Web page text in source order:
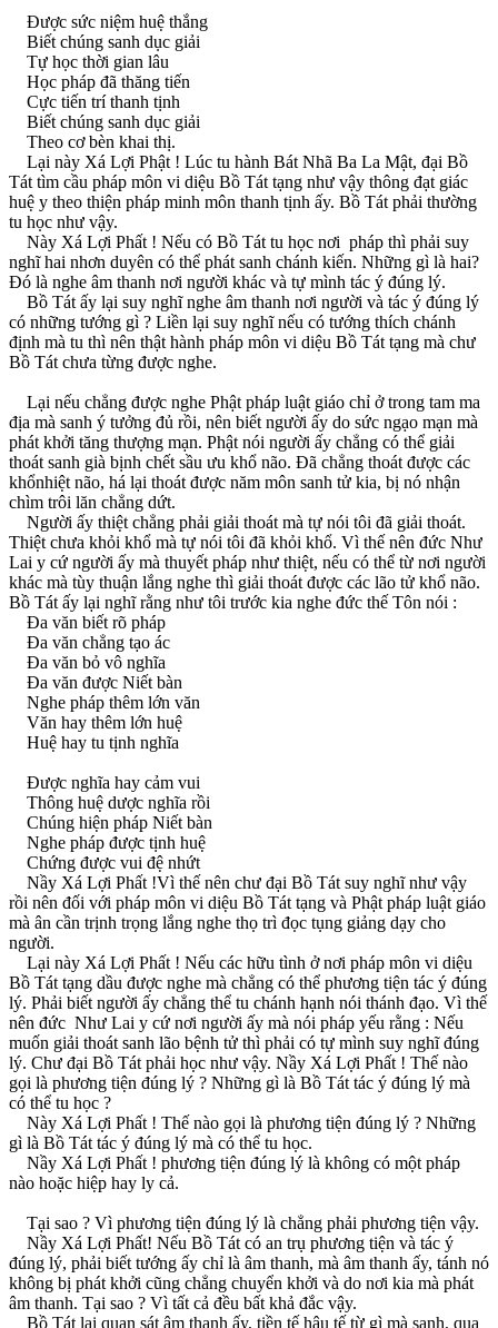
Ðược sức niệm huệ thắng
Biết chúng sanh dục giải
Tự học thời gian lâu
Học pháp đã thăng tiến
Cực tiến trí thanh tịnh
Biết chúng sanh dục giải
Theo cơ bèn khai thị.
Lại này Xá Lợi Phật ! Lúc tu hành Bát Nhã Ba La Mật, đại Bồ
Tát tìm cầu pháp môn vi diệu Bồ Tát tạng như vậy thông đạt giác
huệ y theo thiện pháp minh môn thanh tịnh ấy. Bồ Tát phải thường
tu học như vậy.
Này Xá Lợi Phất ! Nếu có Bồ Tát tu học nơi pháp thì phải suy
nghĩ hai nhơn duyên có thể phát sanh chánh kiến. Những gì là hai?
Ðó là nghe âm thanh nơi người khác và tự mình tác ý đúng lý.
Bồ Tát ấy lại suy nghĩ nghe âm thanh nơi người và tác ý đúng lý
có những tướng gì ? Liền lại suy nghĩ nếu có tướng thích chánh
định mà tu thì nên thật hành pháp môn vi diệu Bồ Tát tạng mà chư
Bồ Tát chưa từng được nghe.
Lại nếu chẳng được nghe Phật pháp luật giáo chỉ ở trong tam ma
địa mà sanh ý tưởng đủ rồi, nên biết người ấy do sức ngạo mạn mà
phát khởi tăng thượng mạn. Phật nói người ấy chẳng có thể giải
thoát sanh già bịnh chết sầu ưu khổ não. Ðã chẳng thoát được các
khổnhiệt não, há lại thoát được năm môn sanh tử kia, bị nó nhận
chìm trôi lăn chẳng dứt.
Người ấy thiệt chẳng phải giải thoát mà tự nói tôi đã giải thoát.
Thiệt chưa khỏi khổ mà tự nói tôi đã khỏi khổ. Vì thế nên đức Như
Lai y cứ người ấy mà thuyết pháp như thiệt, nếu có thể từ nơi người
khác mà tùy thuận lắng nghe thì giải thoát được các lão tử khổ não.
Bồ Tát ấy lại nghĩ rằng như tôi trước kia nghe đức thế Tôn nói :
Ða văn biết rõ pháp
Ða văn chẳng tạo ác
Ða văn bỏ vô nghĩa
Ða văn được Niết bàn
Nghe pháp thêm lớn văn
Văn hay thêm lớn huệ
Huệ hay tu tịnh nghĩa
Ðược nghĩa hay cảm vui
Thông huệ dược nghĩa rồi
Chúng hiện pháp Niết bàn
Nghe pháp được tịnh huệ
Chứng được vui đệ nhứt
Nầy Xá Lợi Phất !Vì thế nên chư đại Bồ Tát suy nghĩ như vậy
rồi nên đối với pháp môn vi diệu Bồ Tát tạng và Phật pháp luật giáo
mà ân cần trịnh trọng lắng nghe thọ trì đọc tụng giảng dạy cho
người.
Lại này Xá Lợi Phất ! Nếu các hữu tình ở nơi pháp môn vi diệu
Bồ Tát tạng dầu được nghe mà chẳng có thể phương tiện tác ý đúng
lý. Phải biết người ấy chẳng thể tu chánh hạnh nói thánh đạo. Vì thế
nên đức Như Lai y cứ nơi người ấy mà nói pháp yếu rằng : Nếu
muốn giải thoát sanh lão bệnh tử thì phải có tự mình suy nghĩ đúng
lý. Chư đại Bồ Tát phải học như vậy. Nầy Xá Lợi Phất ! Thế nào
gọi là phương tiện đúng lý ? Những gì là Bồ Tát tác ý đúng lý mà
có thể tu học ?
Này Xá Lợi Phất ! Thế nào gọi là phương tiện đúng lý ? Những
gì là Bồ Tát tác ý đúng lý mà có thể tu học.
Nầy Xá Lợi Phất ! phương tiện đúng lý là không có một pháp
nào hoặc hiệp hay ly cả.
Tại sao ? Vì phương tiện đúng lý là chẳng phải phương tiện vậy.
Nầy Xá Lợi Phất! Nếu Bồ Tát có an trụ phương tiện và tác ý
đúng lý, phải biết tướng ấy chỉ là âm thanh, mà âm thanh ấy, tánh nó
không bị phát khởi cũng chẳng chuyển khởi và do nơi kia mà phát
âm thanh. Tại sao ? Vì tất cả đều bất khả đắc vậy.
Bồ Tát lại quan sát âm thanh ấy, tiền tế hậu tế từ gì mà sanh, qua